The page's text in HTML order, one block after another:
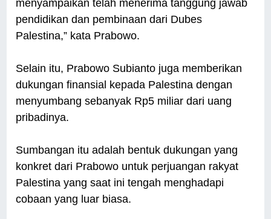
menyampaikan telah menerima tanggung jawab
pendidikan dan pembinaan dari Dubes
Palestina,” kata Prabowo.
Selain itu, Prabowo Subianto juga memberikan
dukungan finansial kepada Palestina dengan
menyumbang sebanyak Rp5 miliar dari uang
pribadinya.
Sumbangan itu adalah bentuk dukungan yang
konkret dari Prabowo untuk perjuangan rakyat
Palestina yang saat ini tengah menghadapi
cobaan yang luar biasa.